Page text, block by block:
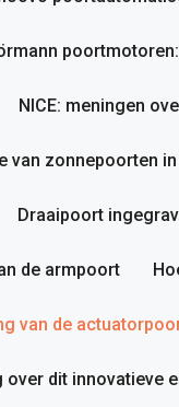
NICE: meningen
van zonnepoorten
Draaipoort
de armpoort
van de
over dit innovatieve